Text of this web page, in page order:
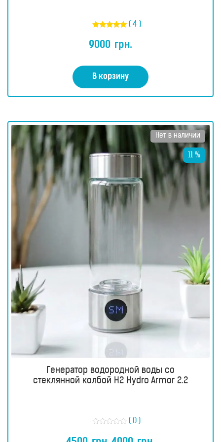
5.00
из 5
( 4 )
9000 грн.
В корзину
Нет в наличии
11 %
Генератор водородной воды со
стеклянной колбой H2 Hydro Armor 2.2
( 0 )